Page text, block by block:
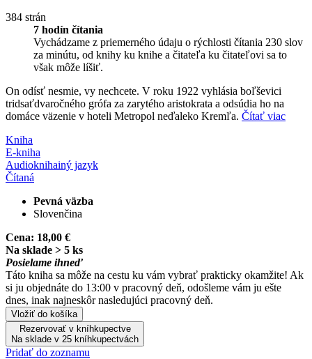
384 strán
7 hodín čítania
Vychádzame z priemerného údaju o rýchlosti čítania 230 slov
za minútu, od knihy ku knihe a čitateľa ku čitateľovi sa to
však môže líšiť.
On odísť nesmie, vy nechcete. V roku 1922 vyhlásia boľševici
tridsaťdvaročného grófa za zarytého aristokrata a odsúdia ho na
domáce väzenie v hoteli Metropol neďaleko Kremľa. Čítať viac
Kniha
E-kniha
Audioknihainý jazyk
Čítaná
Pevná väzba
Slovenčina
Cena: 18,00 €
Na sklade > 5 ks
Posielame ihneď
Táto kniha sa môže na cestu ku vám vybrať prakticky okamžite! Ak
si ju objednáte do 13:00 v pracovný deň, odošleme vám ju ešte
dnes, inak najneskôr nasledujúci pracovný deň.
Vložiť do košíka
Rezervovať v kníhkupectve
Na sklade v 25 kníhkupectvách
Pridať do zoznamu